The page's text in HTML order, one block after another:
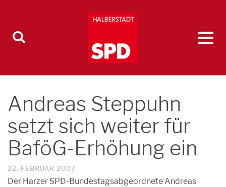
Andreas Steppuhn
setzt sich weiter für
BaföG-Erhöhung ein
22. FEBRUAR 2007
Der Harzer SPD-Bundestagsabgeordnete Andreas